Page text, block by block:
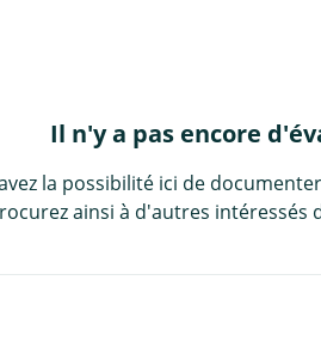
Il n'y a pas encore
la possibilité ici de
ainsi à d'autres